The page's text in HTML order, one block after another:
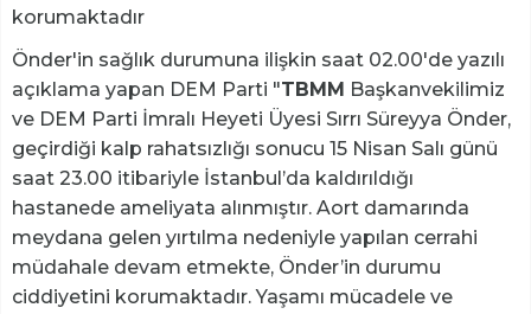
korumaktadır
Önder'in sağlık durumuna ilişkin saat 02.00'de yazılı
açıklama yapan DEM Parti "TBMM Başkanvekilimiz
ve DEM Parti İmralı Heyeti Üyesi Sırrı Süreyya Önder,
geçirdiği kalp rahatsızlığı sonucu 15 Nisan Salı günü
saat 23.00 itibariyle İstanbul’da kaldırıldığı
hastanede ameliyata alınmıştır. Aort damarında
meydana gelen yırtılma nedeniyle yapılan cerrahi
müdahale devam etmekte, Önder’in durumu
ciddiyetini korumaktadır. Yaşamı mücadele ve